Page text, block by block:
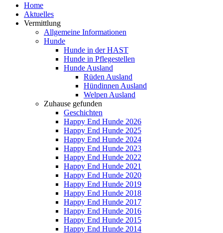
Home
Aktuelles
Vermittlung
Allgemeine Informationen
Hunde
Hunde in der HAST
Hunde in Pflegestellen
Hunde Ausland
Rüden Ausland
Hündinnen Ausland
Welpen Ausland
Zuhause gefunden
Geschichten
Happy End Hunde 2026
Happy End Hunde 2025
Happy End Hunde 2024
Happy End Hunde 2023
Happy End Hunde 2022
Happy End Hunde 2021
Happy End Hunde 2020
Happy End Hunde 2019
Happy End Hunde 2018
Happy End Hunde 2017
Happy End Hunde 2016
Happy End Hunde 2015
Happy End Hunde 2014